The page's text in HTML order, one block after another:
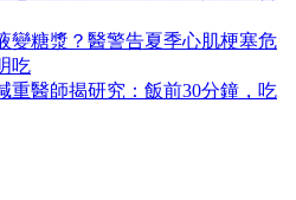
變糖漿？醫警告夏季心肌梗塞危
吃
重醫師揭研究：飯前30分鐘，吃